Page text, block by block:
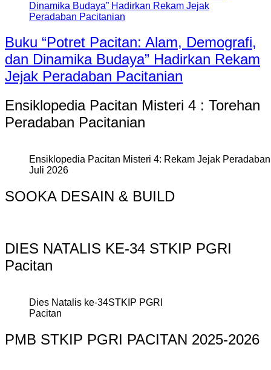
Buku “Potret Pacitan: Alam, Demografi,
dan Dinamika Budaya” Hadirkan Rekam
Jejak Peradaban Pacitanian
Ensiklopedia Pacitan Misteri 4 : Torehan
Peradaban Pacitanian
Ensiklopedia Pacitan Misteri 4: Rekam Jejak
Juli 2026
SOOKA DESAIN & BUILD
DIES NATALIS KE-34 STKIP PGRI
Pacitan
Dies Natalis ke-34STKIP PGRI
Pacitan
PMB STKIP PGRI PACITAN 2025-2026